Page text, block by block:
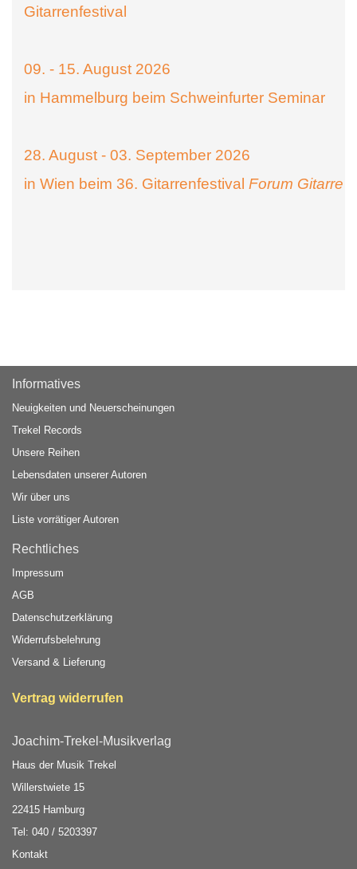
Gitarrenfestival
09. - 15. August 2026
in Hammelburg beim Schweinfurter Seminar
28. August - 03. September 2026
in Wien beim 36. Gitarrenfestival Forum Gitarre
Informatives
Neuigkeiten und Neuerscheinungen
Trekel Records
Unsere Reihen
Lebensdaten unserer Autoren
Wir über uns
Liste vorrätiger Autoren
Rechtliches
Impressum
AGB
Datenschutzerklärung
Widerrufsbelehrung
Versand & Lieferung
Vertrag widerrufen
Joachim-Trekel-Musikverlag
Haus der Musik Trekel
Willerstwiete 15
22415 Hamburg
Tel: 040 / 5203397
Kontakt